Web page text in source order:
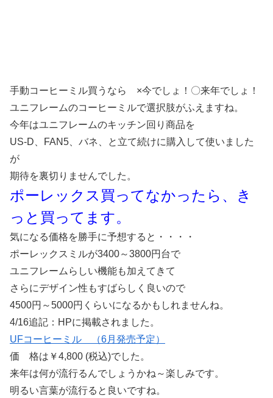
手動コーヒーミル買うなら ×今でしょ！〇来年でしょ！
ユニフレームのコーヒーミルで選択肢がふえますね。
今年はユニフレームのキッチン回り商品を
US-D、FAN5、バネ、と立て続けに購入して使いました
が
期待を裏切りませんでした。
ポーレックス買ってなかったら、き
っと買ってます。
気になる価格を勝手に予想すると・・・・
ポーレックスミルが3400～3800円台で
ユニフレームらしい機能も加えてきて
さらにデザイン性もすばらしく良いので
4500円～5000円くらいになるかもしれませんね。
4/16追記：HPに掲載されました。
UFコーヒーミル （6月発売予定）
価 格は￥4,800 (税込)でした。
来年は何が流行るんでしょうかね～楽しみです。
明るい言葉が流行ると良いですね。